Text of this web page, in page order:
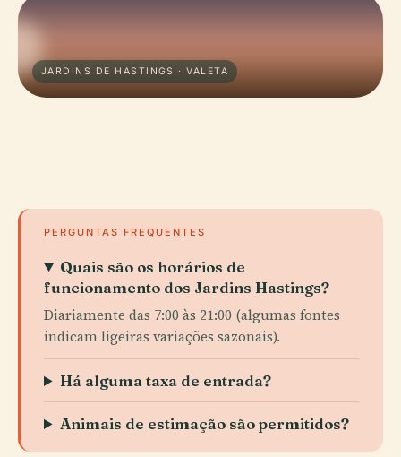
JARDINS DE HASTINGS · VALETA
PERGUNTAS FREQUENTES
Quais são os horários de
funcionamento dos Jardins Hastings?
Diariamente das 7:00 às 21:00 (algumas fontes
indicam ligeiras variações sazonais).
Há alguma taxa de entrada?
Animais de estimação são permitidos?